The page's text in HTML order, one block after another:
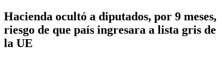
Hacienda ocultó a diputados, por 9 meses,
riesgo de que país ingresara a lista gris de
la UE